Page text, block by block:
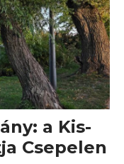
a Kis-
Csepelen